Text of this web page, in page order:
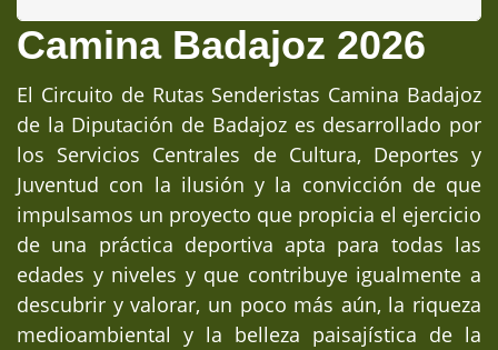
Camina Badajoz 2026
El Circuito de Rutas Senderistas Camina Badajoz
de la Diputación de Badajoz es desarrollado por
los Servicios Centrales de Cultura, Deportes y
Juventud con la ilusión y la convicción de que
impulsamos un proyecto que propicia el ejercicio
de una práctica deportiva apta para todas las
edades y niveles y que contribuye igualmente a
descubrir y valorar, un poco más aún, la riqueza
medioambiental y la belleza paisajística de la